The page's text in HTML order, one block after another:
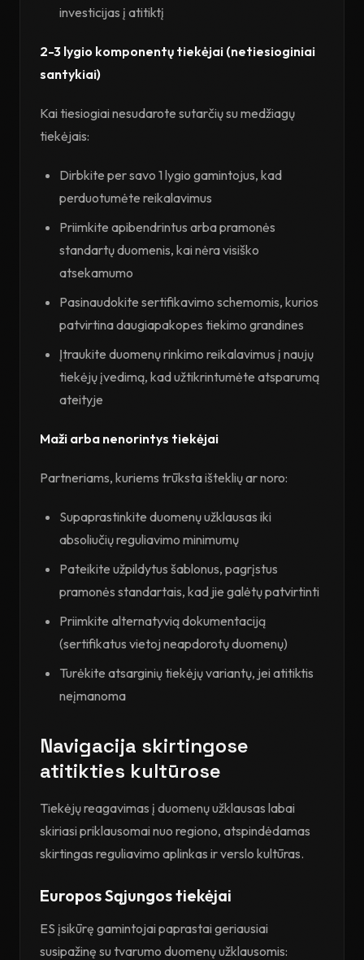
investicijas į atitiktį
2-3 lygio komponentų tiekėjai (netiesioginiai
santykiai)
Kai tiesiogiai nesudarote sutarčių su medžiagų
tiekėjais:
Dirbkite per savo 1 lygio gamintojus, kad
perduotumėte reikalavimus
Priimkite apibendrintus arba pramonės
standartų duomenis, kai nėra visiško
atsekamumo
Pasinaudokite sertifikavimo schemomis, kurios
patvirtina daugiapakopes tiekimo grandines
Įtraukite duomenų rinkimo reikalavimus į naujų
tiekėjų įvedimą, kad užtikrintumėte atsparumą
ateityje
Maži arba nenorintys tiekėjai
Partneriams, kuriems trūksta išteklių ar noro:
Supaprastinkite duomenų užklausas iki
absoliučių reguliavimo minimumų
Pateikite užpildytus šablonus, pagrįstus
pramonės standartais, kad jie galėtų patvirtinti
Priimkite alternatyvią dokumentaciją
(sertifikatus vietoj neapdorotų duomenų)
Turėkite atsarginių tiekėjų variantų, jei atitiktis
neįmanoma
Navigacija skirtingose
atitikties kultūrose
Tiekėjų reagavimas į duomenų užklausas labai
skiriasi priklausomai nuo regiono, atspindėdamas
skirtingas reguliavimo aplinkas ir verslo kultūras.
Europos Sąjungos tiekėjai
ES įsikūrę gamintojai paprastai geriausiai
susipažinę su tvarumo duomenų užklausomis: